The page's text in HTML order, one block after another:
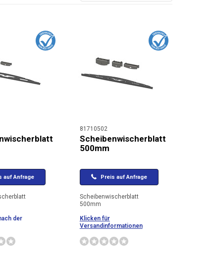
auf Anfrage
der
81710502
Scheibenwischerblatt
500mm
Preis auf Anfrage
Scheibenwischerblatt
500mm
Klicken für
Versandinformationen